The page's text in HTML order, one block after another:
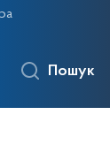
Пошук